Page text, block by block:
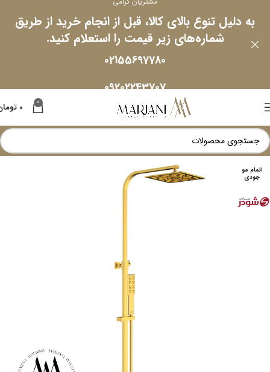
0
0
اتمام مو
جودی
به دلیل تنوع بالای کالا، قبل از انجام خرید از طریق
شماره‌های زیر قیمت را استعلام کنید.
02155697780
09202243707